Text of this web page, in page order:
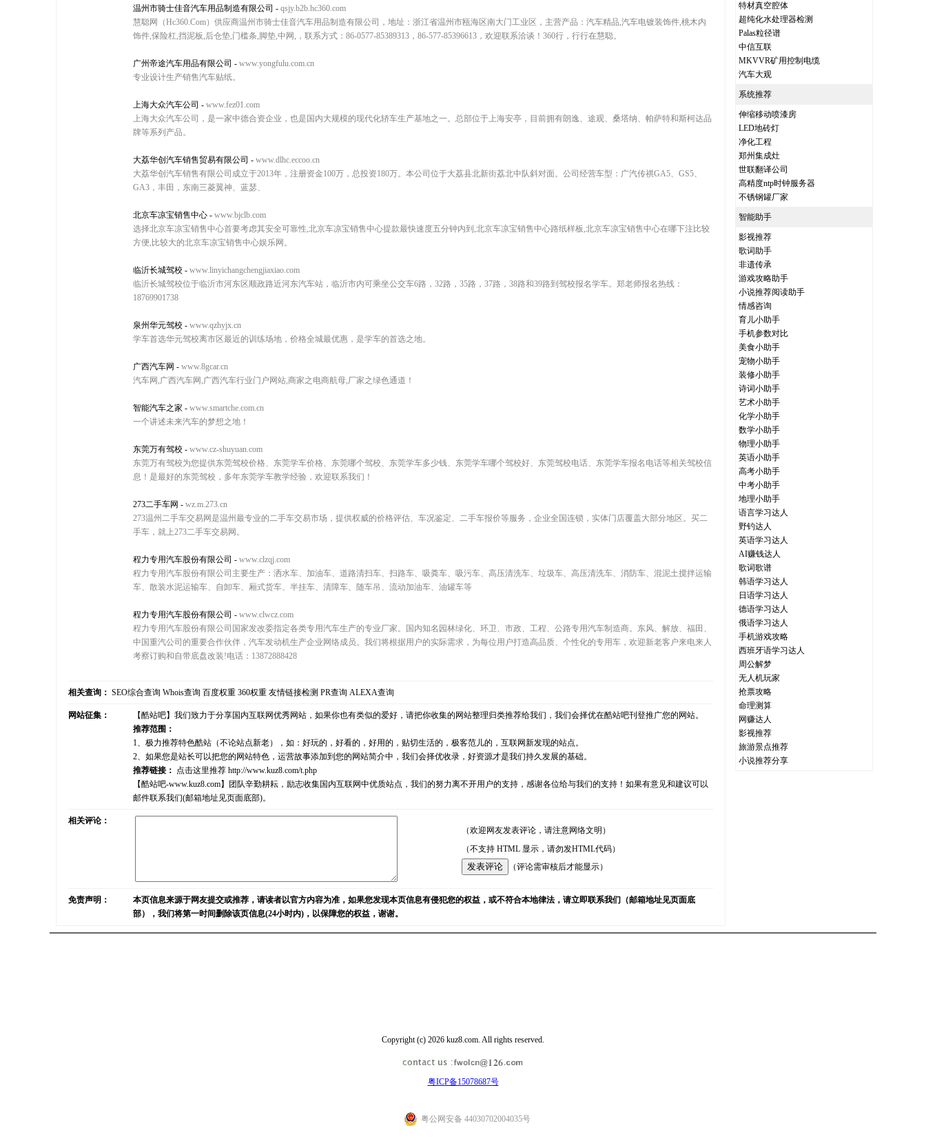
温州市骑士佳音汽车用品制造有限公司 - qsjy.b2b.hc360.com
慧聪网（Hc360.Com）供应商温州市骑士佳音汽车用品制造有限公司，地址：浙江省温州市瓯海区南大门工业区，主营产品：汽车精品,汽车电镀装饰件,桃木内
饰件,保险杠,挡泥板,后仓垫,门槛条,脚垫,中网,，联系方式：86-0577-85389313，86-577-85396613，欢迎联系洽谈！360行，行行在慧聪。
广州帝途汽车用品有限公司 - www.yongfulu.com.cn
专业设计生产销售汽车贴纸。
上海大众汽车公司 - www.fez01.com
上海大众汽车公司，是一家中德合资企业，也是国内大规模的现代化轿车生产基地之一。总部位于上海安亭，目前拥有朗逸、途观、桑塔纳、帕萨特和斯柯达品
牌等系列产品。
大荔华创汽车销售贸易有限公司 - www.dlhc.eccoo.cn
大荔华创汽车销售有限公司成立于2013年，注册资金100万，总投资180万。本公司位于大荔县北新街荔北中队斜对面。公司经营车型：广汽传祺GA5、GS5、
GA3，丰田，东南三菱翼神、蓝瑟、
北京车凉宝销售中心 - www.bjclb.com
选择北京车凉宝销售中心首要考虑其安全可靠性,北京车凉宝销售中心提款最快速度五分钟内到,北京车凉宝销售中心路纸样板,北京车凉宝销售中心在哪下注比较
方便,比较大的北京车凉宝销售中心娱乐网。
临沂长城驾校 - www.linyichangchengjiaxiao.com
临沂长城驾校位于临沂市河东区顺政路近河东汽车站，临沂市内可乘坐公交车6路，32路，35路，37路，38路和39路到驾校报名学车。郑老师报名热线：
18769901738
泉州华元驾校 - www.qzhyjx.cn
学车首选华元驾校离市区最近的训练场地，价格全城最优惠，是学车的首选之地。
广西汽车网 - www.8gcar.cn
汽车网,广西汽车网,广西汽车行业门户网站,商家之电商航母,厂家之绿色通道！
智能汽车之家 - www.smartche.com.cn
一个讲述未来汽车的梦想之地！
东莞万有驾校 - www.cz-shuyuan.com
东莞万有驾校为您提供东莞驾校价格、东莞学车价格、东莞哪个驾校、东莞学车多少钱、东莞学车哪个驾校好、东莞驾校电话、东莞学车报名电话等相关驾校信
息！是最好的东莞驾校，多年东莞学车教学经验，欢迎联系我们！
273二手车网 - wz.m.273.cn
273温州二手车交易网是温州最专业的二手车交易市场，提供权威的价格评估、车况鉴定、二手车报价等服务，企业全国连锁，实体门店覆盖大部分地区。买二
手车，就上273二手车交易网。
程力专用汽车股份有限公司 - www.clzqj.com
程力专用汽车股份有限公司主要生产：洒水车、加油车、道路清扫车、扫路车、吸粪车、吸污车、高压清洗车、垃圾车、高压清洗车、消防车、混泥土搅拌运输
车、散装水泥运输车、自卸车、厢式货车、半挂车、清障车、随车吊、流动加油车、油罐车等
程力专用汽车股份有限公司 - www.clwcz.com
程力专用汽车股份有限公司国家发改委指定各类专用汽车生产的专业厂家。国内知名园林绿化、环卫、市政、工程、公路专用汽车制造商。东风、解放、福田、
中国重汽公司的重要合作伙伴，汽车发动机生产企业网络成员。我们将根据用户的实际需求，为每位用户打造高品质、个性化的专用车，欢迎新老客户来电来人
考察订购和自带底盘改装!电话：13872888428
相关查询： SEO综合查询 Whois查询 百度权重 360权重 友情链接检测 PR查询 ALEXA查询
网站征集：
【酷站吧】我们致力于分享国内互联网优秀网站，如果你也有类似的爱好，请把你收集的网站整理归类推荐给我们，我们会择优在酷站吧刊登推广您的网站。
推荐范围：
1、极力推荐特色酷站（不论站点新老），如：好玩的，好看的，好用的，贴切生活的，极客范儿的，互联网新发现的站点。
2、如果您是站长可以把您的网站特色，运营故事添加到您的网站简介中，我们会择优收录，好资源才是我们持久发展的基础。
推荐链接： 点击这里推荐 http://www.kuz8.com/t.php
【酷站吧-www.kuz8.com】团队辛勤耕耘，励志收集国内互联网中优质站点，我们的努力离不开用户的支持，感谢各位给与我们的支持！如果有意见和建议可以
邮件联系我们(邮箱地址见页面底部)。
相关评论：
（欢迎网友发表评论，请注意网络文明）
（不支持 HTML 显示，请勿发HTML代码）
（评论需审核后才能显示）
免责声明：
本页信息来源于网友提交或推荐，请读者以官方内容为准，如果您发现本页信息有侵犯您的权益，或不符合本地律法，请立即联系我们（邮箱地址见页面底
部），我们将第一时间删除该页信息(24小时内)，以保障您的权益，谢谢。
特材真空腔体
超纯化水处理器检测
Palas粒径谱
中信互联
MKVVR矿用控制电缆
汽车大观
系统推荐
伸缩移动喷漆房
LED地砖灯
净化工程
郑州集成灶
世联翻译公司
高精度ntp时钟服务器
不锈钢罐厂家
智能助手
影视推荐
歌词助手
非遗传承
游戏攻略助手
小说推荐阅读助手
情感咨询
育儿小助手
手机参数对比
美食小助手
宠物小助手
装修小助手
诗词小助手
艺术小助手
化学小助手
数学小助手
物理小助手
英语小助手
高考小助手
中考小助手
地理小助手
语言学习达人
野钓达人
英语学习达人
AI赚钱达人
歌词歌谱
韩语学习达人
日语学习达人
德语学习达人
俄语学习达人
手机游戏攻略
西班牙语学习达人
周公解梦
无人机玩家
抢票攻略
命理测算
网赚达人
影视推荐
旅游景点推荐
小说推荐分享
Copyright (c) 2026 kuz8.com. All rights reserved.
粤ICP备15078687号
粤公网安备 44030702004035号